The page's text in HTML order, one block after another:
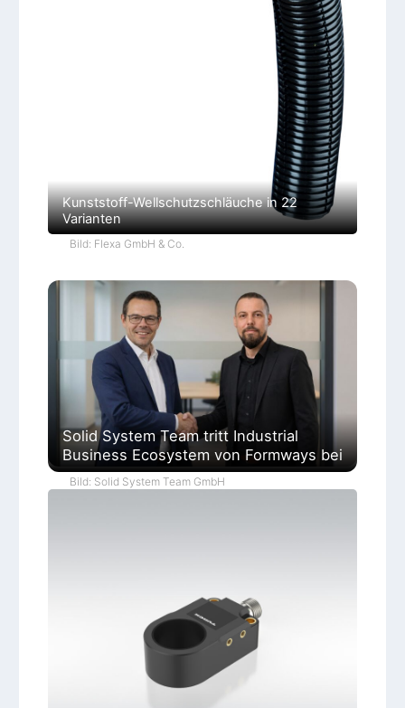
Kunststoff-Wellschutzschläuche in 22
Varianten
Bild: Flexa GmbH & Co.
Solid System Team tritt Industrial
Business Ecosystem von Formways bei
Bild: Solid System Team GmbH